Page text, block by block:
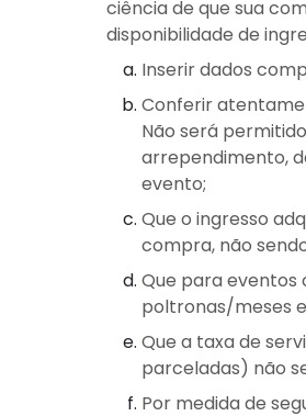
ciência de que sua
disponibilidade de
Inserir dados
Conferir
Não será
arrependimento,
evento;
Que o ingresso
compra, não
Que para eventos
poltronas/meses
Que a taxa de
parceladas) não
Por medida de